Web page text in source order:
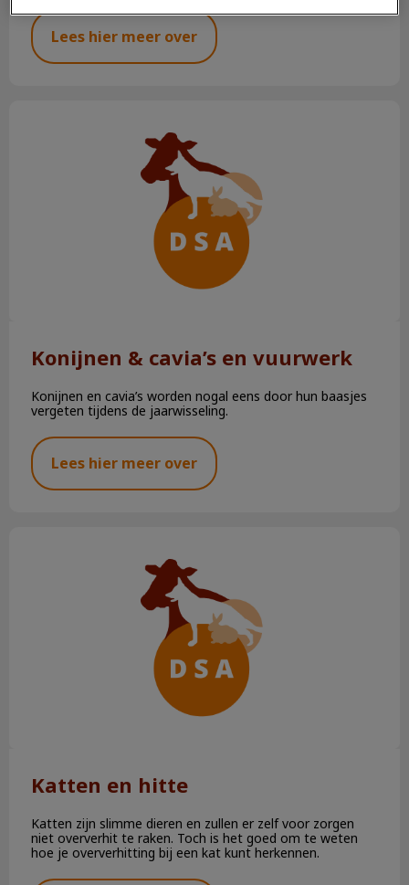
Lees hier meer over
Konijnen & cavia’s en vuurwerk
Konijnen en cavia’s worden nogal eens door hun baasjes
vergeten tijdens de jaarwisseling.
Lees hier meer over
Katten en hitte
Katten zijn slimme dieren en zullen er zelf voor zorgen
niet oververhit te raken. Toch is het goed om te weten
hoe je oververhitting bij een kat kunt herkennen.